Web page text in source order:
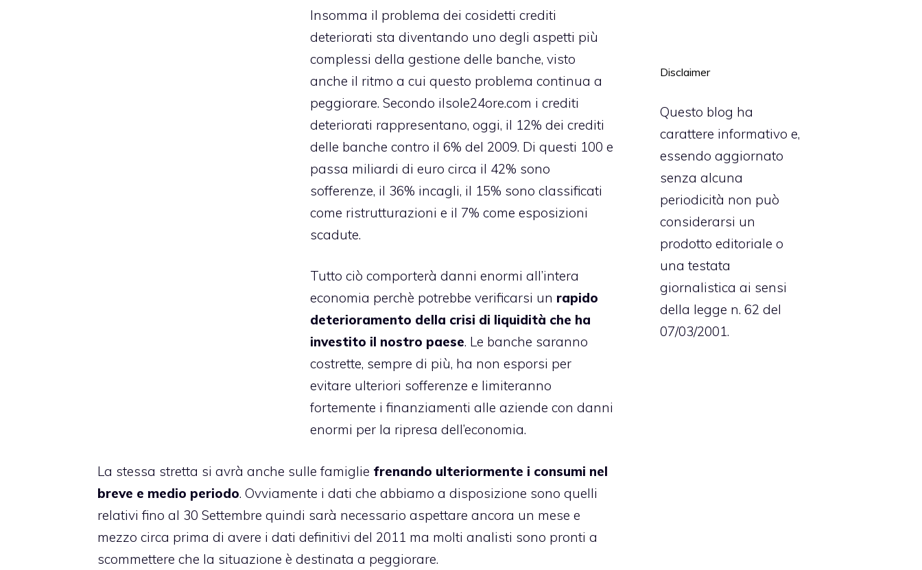
Insomma il problema dei cosidetti crediti
deteriorati sta diventando uno degli aspetti più
complessi della gestione delle banche, visto
anche il ritmo a cui questo problema continua a
peggiorare. Secondo ilsole24ore.com i crediti
deteriorati rappresentano, oggi, il 12% dei crediti
delle banche contro il 6% del 2009. Di questi 100 e
passa miliardi di euro circa il 42% sono
sofferenze, il 36% incagli, il 15% sono classificati
come ristrutturazioni e il 7% come esposizioni
scadute.
Tutto ciò comporterà danni enormi all’intera
economia perchè potrebbe verificarsi un rapido
deterioramento della crisi di liquidità che ha
investito il nostro paese. Le banche saranno
costrette, sempre di più, ha non esporsi per
evitare ulteriori sofferenze e limiteranno
fortemente i finanziamenti alle aziende con danni
enormi per la ripresa dell’economia.
La stessa stretta si avrà anche sulle famiglie frenando ulteriormente i consumi nel
breve e medio periodo. Ovviamente i dati che abbiamo a disposizione sono quelli
relativi fino al 30 Settembre quindi sarà necessario aspettare ancora un mese e
mezzo circa prima di avere i dati definitivi del 2011 ma molti analisti sono pronti a
scommettere che la situazione è destinata a peggiorare.
Disclaimer
Questo blog ha
carattere informativo e,
essendo aggiornato
senza alcuna
periodicità non può
considerarsi un
prodotto editoriale o
una testata
giornalistica ai sensi
della legge n. 62 del
07/03/2001.